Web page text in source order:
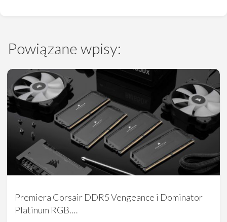
Powiązane wpisy:
Premiera Corsair DDR5 Vengeance i Dominator
Platinum RGB.…